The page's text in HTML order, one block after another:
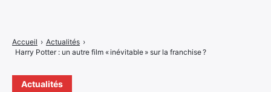
Actualités
Accueil › Actualités ›
Harry Potter : un autre film « inévitable » sur la franchise ?